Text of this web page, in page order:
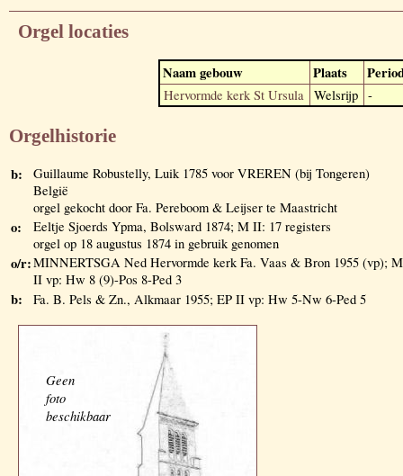
Orgel locaties
Naam gebouw Plaats
Hervormde kerk St Ursula Welsrijp -
Orgelhistorie
b:
Guillaume Robustelly, Luik 1785 voor VREREN (bij Tongeren)
België
orgel gekocht door Fa. Pereboom & Leijser te Maastricht
o:
Eeltje Sjoerds Ypma, Bolsward 1874; M II: 17 registers
orgel op 18 augustus 1874 in gebruik genomen
o/r:MINNERTSGA Ned Hervormde kerk Fa. Vaas & Bron 1955 (vp); M
II vp: Hw 8 (9)-Pos 8-Ped 3
b: Fa. B. Pels & Zn., Alkmaar 1955; EP II vp: Hw 5-Nw 6-Ped 5
Geen
foto
beschikbaar